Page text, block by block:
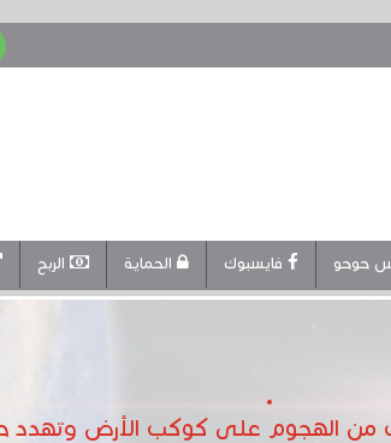
حوحو فايسبوك الحماية الربح
من الهجوم على كوكب الأرض وتهدد